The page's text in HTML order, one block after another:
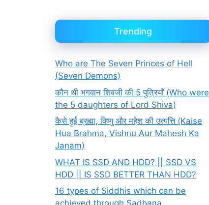
Trending
Who are The Seven Princes of Hell
(Seven Demons)
कौन थी भगवान शिवजी की 5 पुत्रियाँ (Who were
the 5 daughters of Lord Shiva)
कैसे हुई ब्रह्मा, विष्णु और महेश की उत्पत्ति (Kaise
Hua Brahma, Vishnu Aur Mahesh Ka
Janam)
WHAT IS SSD AND HDD? || SSD VS
HDD || IS SSD BETTER THAN HDD?
16 types of Siddhis which can be
achieved through Sadhana